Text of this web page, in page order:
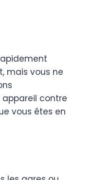
mais vous ne
appareil contre
vous êtes en